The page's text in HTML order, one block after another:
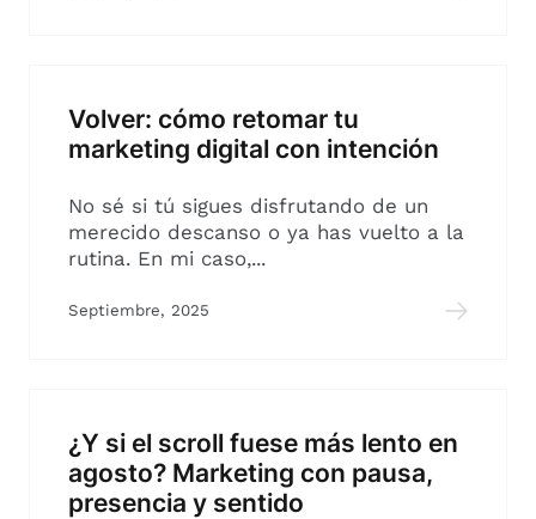
Volver: cómo retomar tu
marketing digital con intención
No sé si tú sigues disfrutando de un
merecido descanso o ya has vuelto a la
rutina. En mi caso,...
Septiembre, 2025
¿Y si el scroll fuese más lento en
agosto? Marketing con pausa,
presencia y sentido